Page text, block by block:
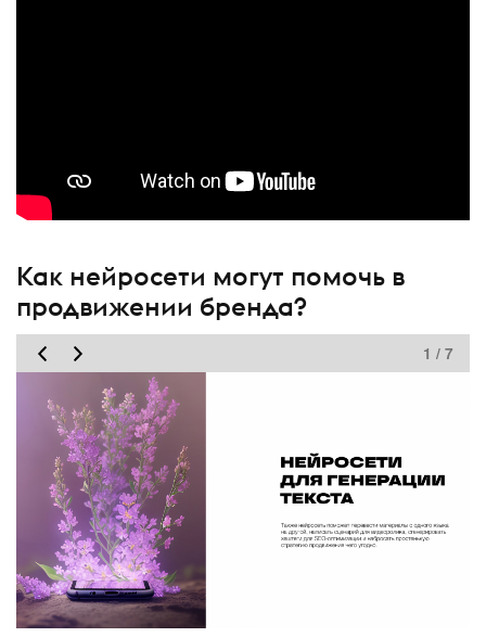
Как нейросети могут помочь в
продвижении бренда?
1 / 7